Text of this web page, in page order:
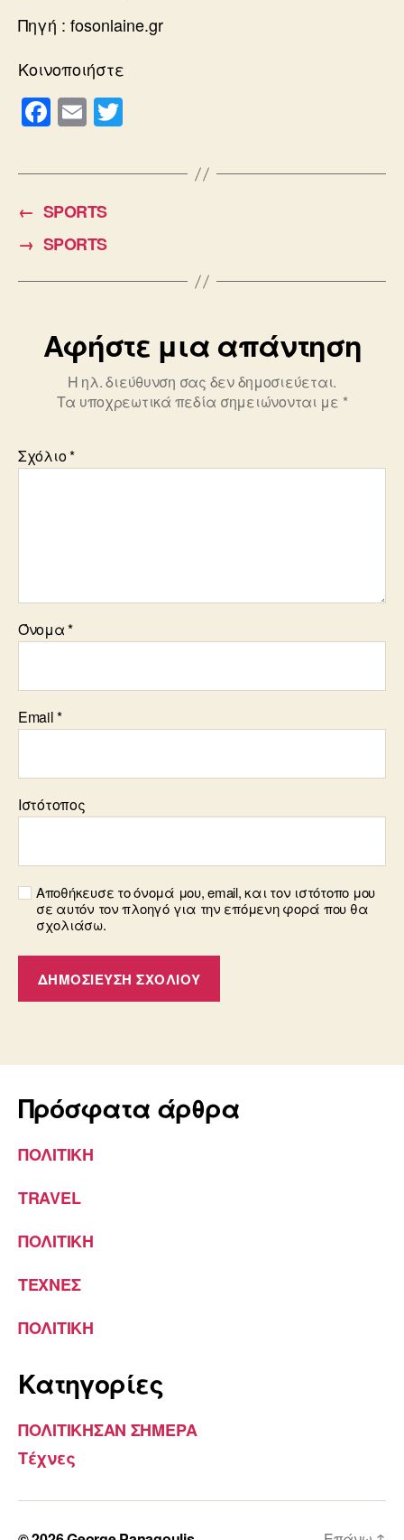
Πηγή : fosonlaine.gr
Κοινοποιήστε
F
a
c
e
b
o
o
E
m
ailtt
← SPORTS
→ SPORTS
Αφήστε μια απάντηση
Η ηλ. διεύθυνση σας δεν δημοσιεύεται.
Τα υποχρεωτικά πεδία σημειώνονται με *
Σχόλιο*
Όνομα*
Email*
Ιστότοπος
Αποθήκευσε το όνομά μου, email, και τον ιστότοπο μου
σε αυτόν τον πλοηγό για την επόμενη φορά που θα
σχολιάσω.
Πρόσφατα άρθρα
ΠΟΛΙΤΙΚΗ
TRAVEL
ΠΟΛΙΤΙΚΗ
ΤΕΧΝΕΣ
ΠΟΛΙΤΙΚΗ
Kατηγορίες
ΠΟΛΙΤΙΚΗΣΑΝ ΣΗΜΕΡΑ
Τέχνες